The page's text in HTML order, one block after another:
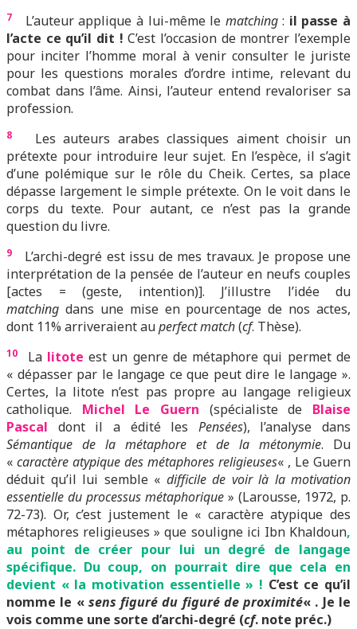
7 L’auteur applique à lui-même le matching: il passe à
l’acte ce qu’il dit ! C’est l’occasion de montrer l’exemple
pour inciter l’homme moral à venir consulter le juriste
pour les questions morales d’ordre intime, relevant du
combat dans l’âme. Ainsi, l’auteur entend revaloriser sa
profession.
8
Les auteurs arabes classiques aiment choisir un
prétexte pour introduire leur sujet. En l’espèce, il s’agit
d’une polémique sur le rôle du Cheik. Certes, sa place
dépasse largement le simple prétexte. On le voit dans le
corps du texte. Pour autant, ce n’est pas la grande
question du livre.
9
L’archi-degré est issu de mes travaux. Je propose une
interprétation de la pensée de l’auteur en neufs couples
[actes = (geste, intention)]. J’illustre l’idée du
matching dans une mise en pourcentage de nos actes,
dont 11% arriveraient auperfect match(cf. Thèse).
10 La litote est un genre de métaphore qui permet de
« dépasser par le langage ce que peut dire le langage ».
Certes, la litote n’est pas propre au langage religieux
catholique. Michel Le Guern (spécialiste de Blaise
Pascal dont il a édité les Pensées), l’analyse dans
Sémantique de la métaphore et de la métonymie. Du
« caractère atypique des métaphores religieuses« , Le Guern
déduit qu’il lui semble « difficile de voir là la motivation
essentielle du processus métaphorique » (Larousse, 1972, p.
72-73). Or, c’est justement le « caractère atypique des
métaphores religieuses » que souligne ici Ibn Khaldoun,
au point de créer pour lui un degré de langage
spécifique. Du coup, on pourrait dire que cela en
devient « la motivation essentielle » ! C’est ce qu’il
nomme le « sens figuré du figuré de proximité« . Je le
vois comme une sorte d’archi-degré (cf. note préc.)